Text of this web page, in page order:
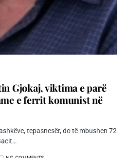
Gjokaj, viktima e parë
e ferrit komunist në
tepasnesër, do të mbushen 72